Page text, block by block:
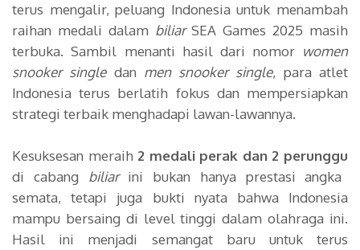
terus mengalir, peluang Indonesia untuk menambah
raihan medali dalam biliarSEA Games 2025 masih
terbuka. Sambil menanti hasil dari nomor women
snooker singledan men snooker single, para atlet
Indonesia terus berlatih fokus dan mempersiapkan
strategi terbaik menghadapi lawan-lawannya.
Kesuksesan meraih 2 medali perak dan 2 perunggu
di cabang biliarini bukan hanya prestasi angka
semata, tetapi juga bukti nyata bahwa Indonesia
mampu bersaing di level tinggi dalam olahraga ini.
Hasil ini menjadi semangat baru untuk terus